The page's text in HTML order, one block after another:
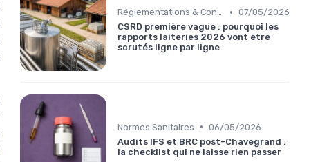
Réglementations & Conformité • 07/05/2026
CSRD première vague : pourquoi les
rapports laiteries 2026 vont être
scrutés ligne par ligne
Normes Sanitaires • 06/05/2026
Audits IFS et BRC post-Chavegrand :
la checklist qui ne laisse rien passer